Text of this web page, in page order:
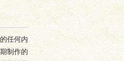
任何内
制作的